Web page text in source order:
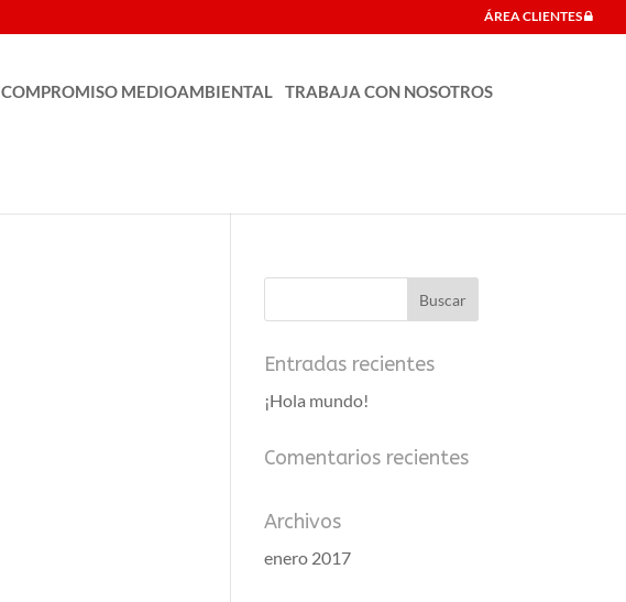
ÁREA CLIENTES
COMPROMISO MEDIOAMBIENTAL TRABAJA CON NOSOTROS
Entradas recientes
¡Hola mundo!
Comentarios recientes
Archivos
enero 2017